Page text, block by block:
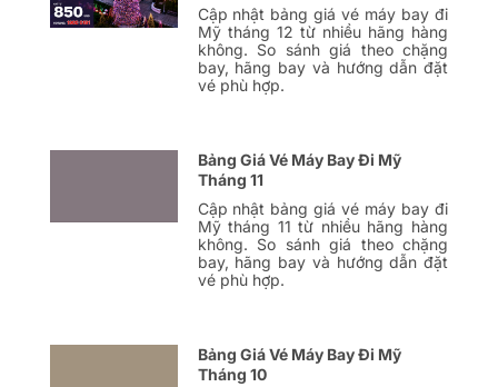
Cập nhật bảng giá vé máy bay đi
Mỹ tháng 12 từ nhiều hãng hàng
không. So sánh giá theo chặng
bay, hãng bay và hướng dẫn đặt
vé phù hợp.
Bảng Giá Vé Máy Bay Đi Mỹ
Tháng 11
Cập nhật bảng giá vé máy bay đi
Mỹ tháng 11 từ nhiều hãng hàng
không. So sánh giá theo chặng
bay, hãng bay và hướng dẫn đặt
vé phù hợp.
Bảng Giá Vé Máy Bay Đi Mỹ
Tháng 10